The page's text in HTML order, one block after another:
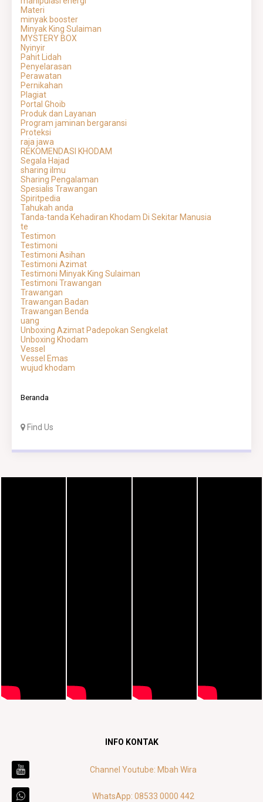
Materi
minyak booster
Minyak King Sulaiman
MYSTERY BOX
Nyinyir
Pahit Lidah
Penyelarasan
Perawatan
Pernikahan
Plagiat
Portal Ghoib
Produk dan Layanan
Program jaminan bergaransi
Proteksi
raja jawa
REKOMENDASI KHODAM
Segala Hajad
sharing ilmu
Sharing Pengalaman
Spesialis Trawangan
Spiritpedia
Tahukah anda
Tanda-tanda Kehadiran Khodam Di Sekitar Manusia
te
Testimon
Testimoni
Testimoni Asihan
Testimoni Azimat
Testimoni Minyak King Sulaiman
Testimoni Trawangan
Trawangan
Trawangan Badan
Trawangan Benda
uang
Unboxing Azimat Padepokan Sengkelat
Unboxing Khodam
Vessel
Vessel Emas
wujud khodam
Beranda
Find Us
INFO KONTAK
Channel Youtube: Mbah Wira
WhatsApp: 08533 0000 442